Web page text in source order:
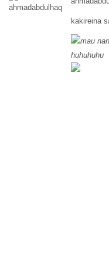
kakireina
mau
huhuhuhu